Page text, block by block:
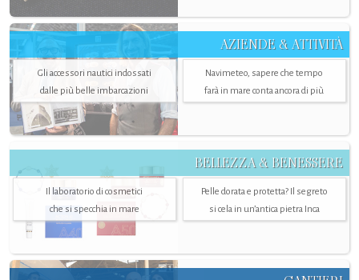
AZIENDE & ATTIVITÀ
Gli accessori nautici indossati
dalle più belle imbarcazioni
Navimeteo, sapere che tempo
farà in mare conta ancora di più
BELLEZZA & BENESSERE
Il laboratorio di cosmetici
che si specchia in mare
Pelle dorata e protetta? Il segreto
si cela in un’antica pietra Inca